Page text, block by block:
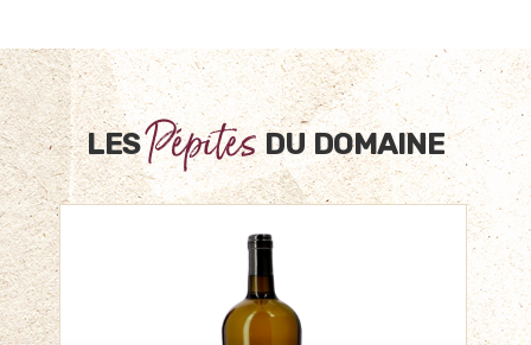
LESPépitesDU DOMAINE